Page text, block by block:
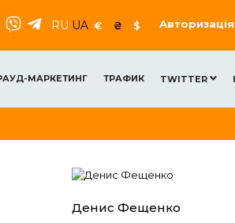
RU UA € ₴ $ Авторизація
МАРКЕТИНГ ТРАФИК TWITTER
Денис Фещенко